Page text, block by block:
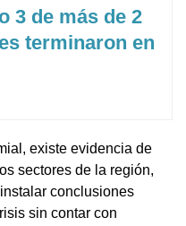
3 de más de 2
terminaron en
existe evidencia de
sectores de la región,
conclusiones
sin contar con